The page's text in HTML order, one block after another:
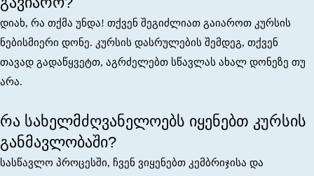
დიახ, რა თქმა უნდა! თქვენ შეგიძლიათ გაიაროთ კურსის
ნებისმიერი დონე. კურსის დასრულების შემდეგ, თქვენ
თავად გადაწყვეტთ, აგრძელებთ სწავლას ახალ დონეზე თუ
არა.
რა სახელმძღვანელოებს იყენებთ კურსის
განმავლობაში?
სასწავლო პროცესში, ჩვენ ვიყენებთ კემბრიჯისა და